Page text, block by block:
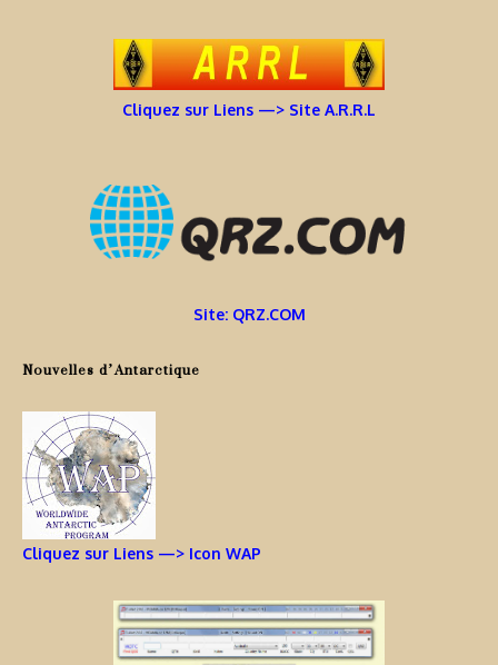
Cliquez sur Liens —> Site A.R.R.L
Site: QRZ.COM
Nouvelles d’Antarctique
Cliquez sur Liens —> Icon WAP